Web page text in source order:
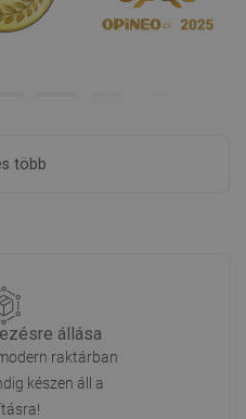
több
állása
raktárban
készen áll a